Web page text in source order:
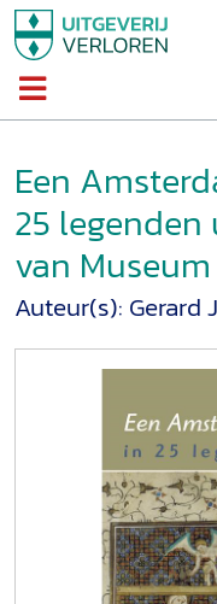
Een
25
van
Auteur(s): Gerard